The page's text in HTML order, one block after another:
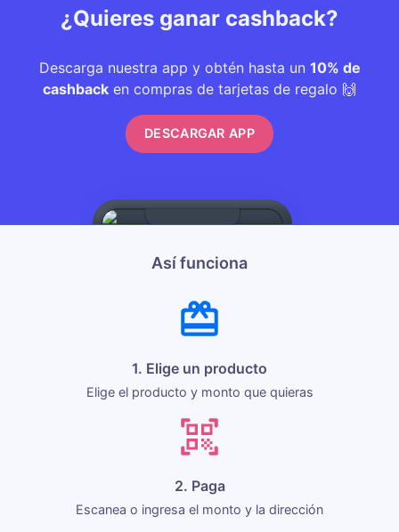
¿Quieres ganar cashback?
Descarga nuestra app y obtén hasta un 10% de
cashback en compras de tarjetas de regalo 🙌
DESCARGAR APP
Así funciona
1. Elige un producto
Elige el producto y monto que quieras
2. Paga
Escanea o ingresa el monto y la dirección